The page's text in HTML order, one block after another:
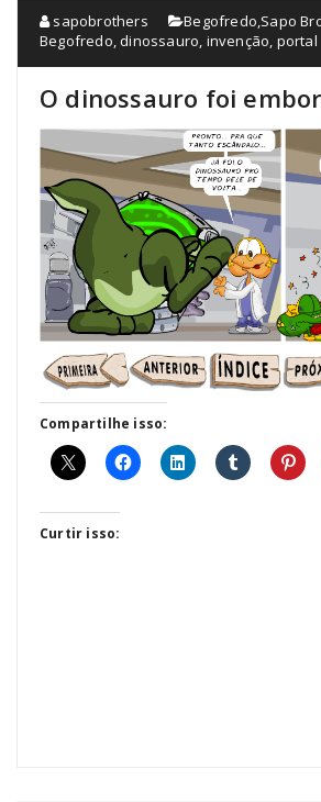
sapobrothers Begofredo,Sapo
Begofredo,dinossauro, invenção, portal
O dinossauro foi
Compartilhe isso:
Curtir isso: